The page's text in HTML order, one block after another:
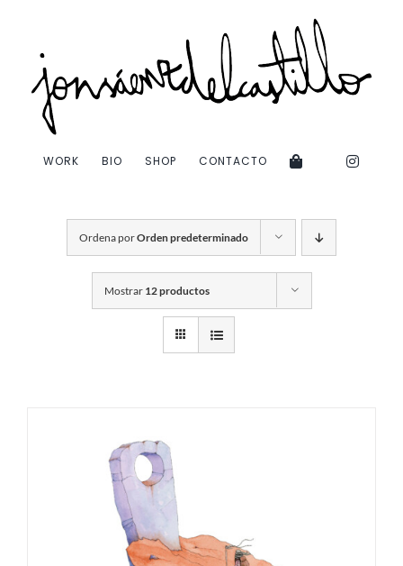
contenido
WORK BIO SHOP CONTACTO
Ordena porOrden predeterminado
Mostrar 12 productos